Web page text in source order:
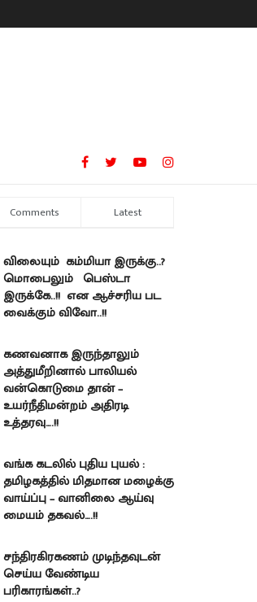
Comments Latest
விலையும் கம்மியா இருக்கு..?
மொபைலும் பெஸ்டா
இருக்கே..!! என ஆச்சரிய பட
வைக்கும் விவோ..!!
கணவனாக இருந்தாலும்
அத்துமீறினால் பாலியல்
வன்கொடுமை தான் –
உயர்நீதிமன்றம் அதிரடி
உத்தரவு….!!
வங்க கடலில் புதிய புயல் :
தமிழகத்தில் மிதமான மழைக்கு
வாய்ப்பு – வானிலை ஆய்வு
மையம் தகவல்….!!
சந்திரகிரகணம் முடிந்தவுடன்
செய்ய வேண்டிய
பரிகாரங்கள்..?